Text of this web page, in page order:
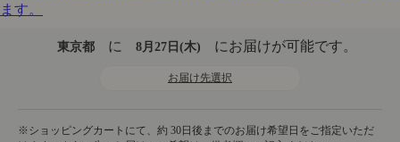
ます。
東京都 に 8月27日(木) にお届けが可能です。
お届け先選択